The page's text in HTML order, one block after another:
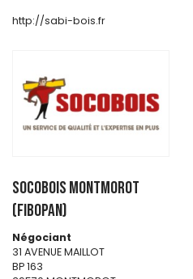
http://sabi-bois.fr
SOCOBOIS MONTMOROT
(FIBOPAN)
Négociant
31 AVENUE MAILLOT
BP 163